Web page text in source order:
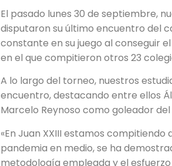
El pasado lunes 30 de septiembre,
disputaron su último encuentro del
constante en su juego al conseguir
en el que compitieron otros 23
A lo largo del torneo, nuestros
encuentro, destacando entre ellos
Marcelo Reynoso como goleador del
«En Juan XXIII estamos compitiendo
pandemia en medio, se ha
metodología empleada y el